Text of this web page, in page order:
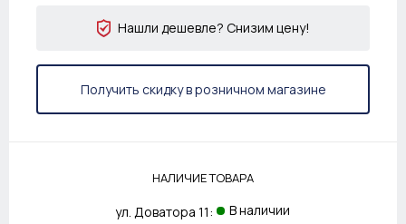
Нашли дешевле? Снизим цену!
Получить скидку в розничном магазине
НАЛИЧИЕ ТОВАРА
ул. Доватора 11: В наличии